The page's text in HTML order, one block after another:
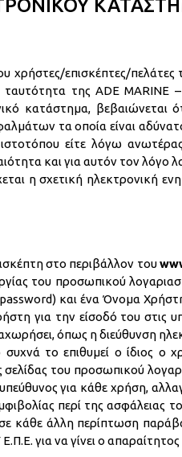
επισκέπτες/πελάτες
ταυτότητα της ADE
κατάστημα, βεβαιώνεται
τα οποία είναι
ιστοτόπου είτε λόγω
και για αυτόν τον λόγο
η σχετική ηλεκτρονική
στο περιβάλλον του
του προσωπικού
και ένα Όνομα
για την είσοδό του
όπως η διεύθυνση
το επιθυμεί ο ίδιος ο
του προσωπικού
για κάθε χρήση,
περί της ασφάλειας
κάθε άλλη περίπτωση
για να γίνει ο